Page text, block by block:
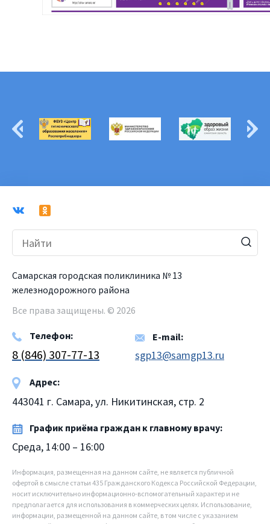
Самарская городская поликлиника № 13
железнодорожного района
Все права защищены. © 2026
Телефон:
8 (846) 307-77-13
E-mail:
sgp13@samgp13.ru
Адрес:
443041 г. Самара, ул. Никитинская, стр. 2
График приёма граждан к главному врачу:
Среда, 14:00 – 16:00
Информация, размещенная на данном сайте, не является публичной
офертой в смысле статьи 435 Гражданского Кодекса Российской Федерации,
носит исключительно информационно-вспомогательный характер и не
предполагается для использования в коммерческих целях. Использование,
информации, размещенной на данном сайте, в том числе с указанием